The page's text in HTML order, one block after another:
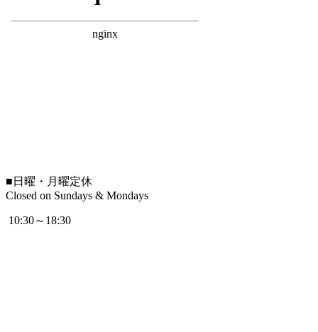
■ 日曜・月曜定休
Closed on Sundays & Mondays
10:30～18:30